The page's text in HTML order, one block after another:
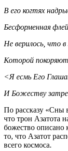
В его когтях
Бесформенная
Не верилось, что в
Которой
<Я есмь Его
И Божеству
По рассказу «Сны
что трон Азатота
божество описано
то, что Азатот
всего космоса.